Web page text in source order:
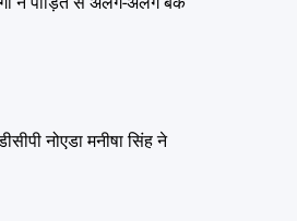
नोएडा मनीषा सिंह ने